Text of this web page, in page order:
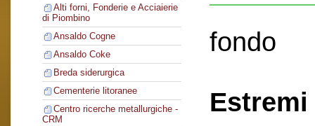
Alti forni, Fonderie e Acciaierie
di Piombino
Ansaldo Cogne
Ansaldo Coke
Breda siderurgica
Cementerie litoranee
Centro ricerche metallurgiche -
CRM
fondo